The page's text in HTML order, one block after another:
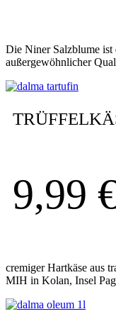
Die Niner Salzblume
außergewöhnlicher
9,99
cremiger Hartkäse aus
MIH in Kolan, Insel Pag